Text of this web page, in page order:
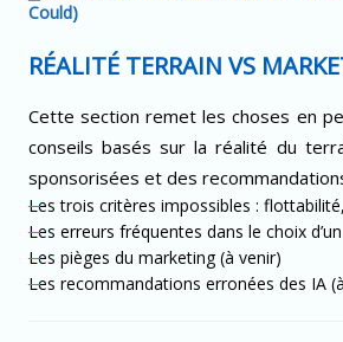
Could)
RÉALITÉ TERRAIN VS
Cette section remet les choses en
conseils basés sur la réalité du
sponsorisées et des
Les trois critères impossibles :
Les erreurs fréquentes dans le choix
Les pièges du marketing (à venir)
Les recommandations erronées des IA